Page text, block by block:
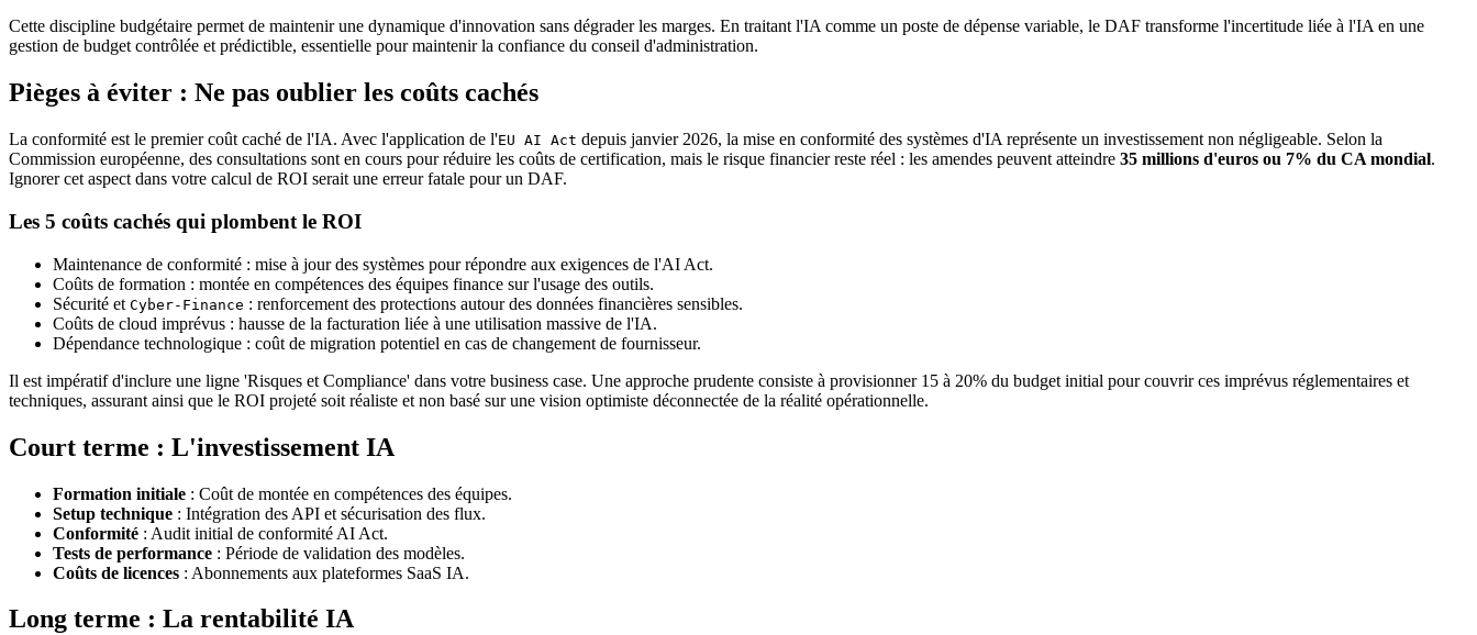
Cette discipline budgétaire permet de maintenir une dynamique d'innovation sans dégrader les marges. En traitant l'IA comme un poste de dépense variable, le DAF transforme l'incertitude liée à l'IA en une
gestion de budget contrôlée et prédictible, essentielle pour maintenir la confiance du conseil d'administration.
Pièges à éviter : Ne pas oublier les coûts cachés
La conformité est le premier coût caché de l'IA. Avec l'application de l'EU AI Act depuis janvier 2026, la mise en conformité des systèmes d'IA représente un investissement non négligeable. Selon la
Commission européenne, des consultations sont en cours pour réduire les coûts de certification, mais le risque financier reste réel : les amendes peuvent atteindre 35 millions d'euros ou 7% du CA mondial.
Ignorer cet aspect dans votre calcul de ROI serait une erreur fatale pour un DAF.
Les 5 coûts cachés qui plombent le ROI
Maintenance de conformité : mise à jour des systèmes pour répondre aux exigences de l'AI Act.
Coûts de formation : montée en compétences des équipes finance sur l'usage des outils.
Sécurité et Cyber-Finance : renforcement des protections autour des données financières sensibles.
Coûts de cloud imprévus : hausse de la facturation liée à une utilisation massive de l'IA.
Dépendance technologique : coût de migration potentiel en cas de changement de fournisseur.
Il est impératif d'inclure une ligne 'Risques et Compliance' dans votre business case. Une approche prudente consiste à provisionner 15 à 20% du budget initial pour couvrir ces imprévus réglementaires et
techniques, assurant ainsi que le ROI projeté soit réaliste et non basé sur une vision optimiste déconnectée de la réalité opérationnelle.
Court terme : L'investissement IA
Formation initiale : Coût de montée en compétences des équipes.
Setup technique : Intégration des API et sécurisation des flux.
Conformité : Audit initial de conformité AI Act.
Tests de performance : Période de validation des modèles.
Coûts de licences : Abonnements aux plateformes SaaS IA.
Long terme : La rentabilité IA